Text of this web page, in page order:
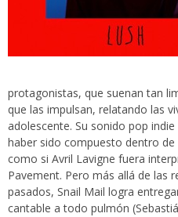
protagonistas, que suenan tan
que las impulsan, relatando las
adolescente. Su sonido pop
haber sido compuesto dentro
como si Avril Lavigne fuera
Pavement. Pero más allá de las
pasados, Snail Mail logra
cantable a todo pulmón